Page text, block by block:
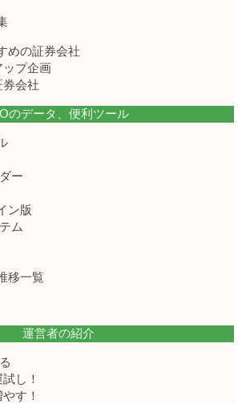
めの証券会社
ップ企画
券会社
のデータ、便利ツール
ー
ン版
ム
移一覧
運営者の紹介
し！
す！